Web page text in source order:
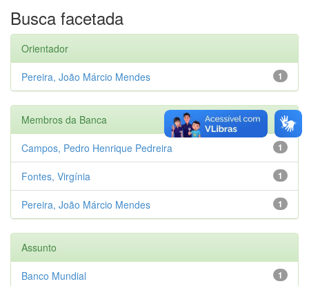
Busca facetada
Orientador
1
Pereira, João Márcio Mendes
Membros da Banca
1
Campos, Pedro Henrique Pedreira
1
Fontes, Virgínia
1
Pereira, João Márcio Mendes
Assunto
1
Banco Mundial